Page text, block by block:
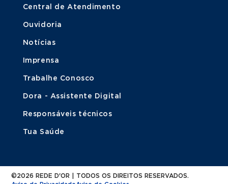
Central de Atendimento
Ouvidoria
Notícias
Imprensa
Trabalhe Conosco
Dora - Assistente Digital
Responsáveis técnicos
Tua Saúde
©2026 REDE D'OR | TODOS OS DIREITOS RESERVADOS.